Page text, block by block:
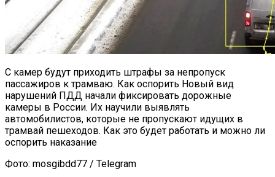
С камер будут приходить штрафы за непропуск
пассажиров к трамваю. Как оспорить Новый вид
нарушений ПДД начали фиксировать дорожные
камеры в России. Их научили выявлять
автомобилистов, которые не пропускают идущих в
трамвай пешеходов. Как это будет работать и можно ли
оспорить наказание
Фото: mosgibdd77 / Telegram